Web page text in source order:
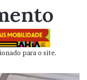
para o site.